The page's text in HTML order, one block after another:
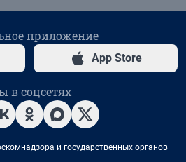
приложение
App Store
в соцсетях
и государственных органов